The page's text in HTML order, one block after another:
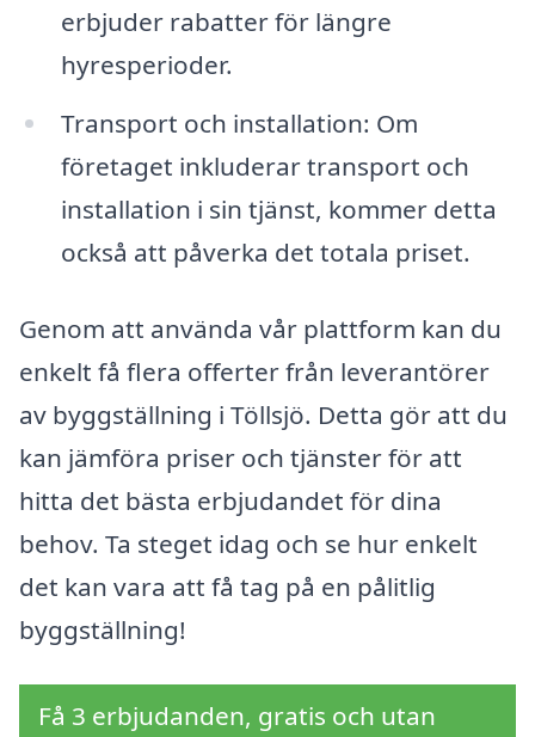
erbjuder rabatter för längre
hyresperioder.
Transport och installation: Om
företaget inkluderar transport och
installation i sin tjänst, kommer detta
också att påverka det totala priset.
Genom att använda vår plattform kan du
enkelt få flera offerter från leverantörer
av byggställning i Töllsjö. Detta gör att du
kan jämföra priser och tjänster för att
hitta det bästa erbjudandet för dina
behov. Ta steget idag och se hur enkelt
det kan vara att få tag på en pålitlig
byggställning!
Få 3 erbjudanden, gratis och utan